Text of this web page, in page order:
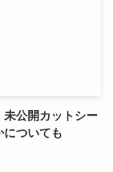
公開カットシー
についても